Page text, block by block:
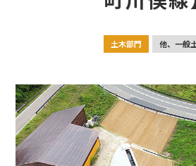
Topics 社内活
お知らせ 広報誌
土木部門 他、一般